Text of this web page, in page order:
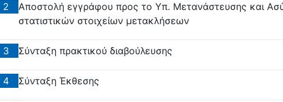
2
Αποστολή εγγράφου προς το Υπ. Μετανάστευσης και
στατιστικών στοιχείων μετακλήσεων
3 Σύνταξη πρακτικού διαβούλευσης
4 Σύνταξη Έκθεσης